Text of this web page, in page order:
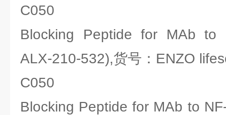
C050
Blocking Peptide for MAb to
ALX-210-532),货号：ENZO
C050
Blocking Peptide for MAb to